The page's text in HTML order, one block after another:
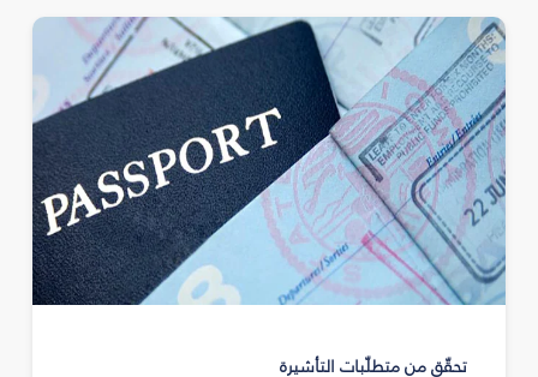
تحقّق من متطلّبات التأشيرة